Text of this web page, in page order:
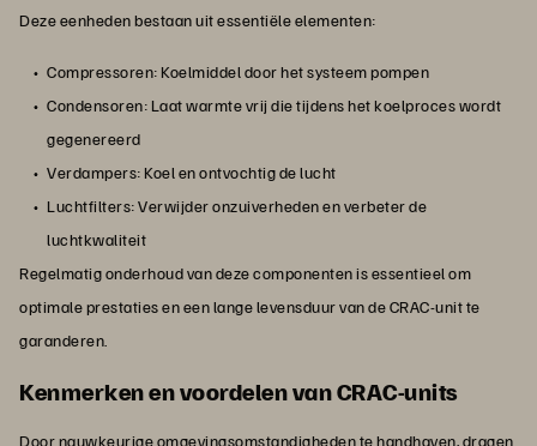
Deze eenheden bestaan uit essentiële elementen:
Compressoren: Koelmiddel door het systeem pompen
Condensoren: Laat warmte vrij die tijdens het koelproces wordt
gegenereerd
Verdampers: Koel en ontvochtig de lucht
Luchtfilters: Verwijder onzuiverheden en verbeter de
luchtkwaliteit
Regelmatig onderhoud van deze componenten is essentieel om
optimale prestaties en een lange levensduur van de CRAC-unit te
garanderen.
Kenmerken en voordelen van CRAC-units
Door nauwkeurige omgevingsomstandigheden te handhaven, dragen